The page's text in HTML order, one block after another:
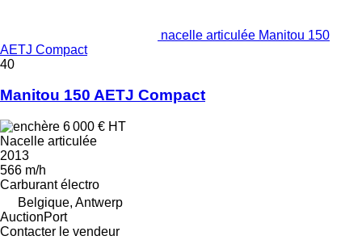
nacelle articulée Manitou 150
AETJ Compact
40
Manitou 150 AETJ Compact
6 000 € HT
Nacelle articulée
2013
566 m/h
Carburant électro
Belgique, Antwerp
AuctionPort
Contacter le vendeur